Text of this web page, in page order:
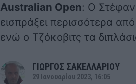
Australian Open: Ο
εισπράξει περισσότερα
ενώ ο Τζόκοβιτς τα
ΓΙΩΡΓΟΣ ΣΑΚΕΛΛΑΡΙΟΥ
29 Ιανουαρίου 2023, 16:05